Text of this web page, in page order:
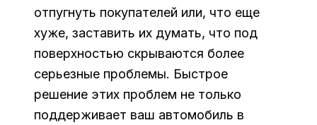
отпугнуть покупателей или, что еще
хуже, заставить их думать, что под
поверхностью скрываются более
серьезные проблемы. Быстрое
решение этих проблем не только
поддерживает ваш автомобиль в